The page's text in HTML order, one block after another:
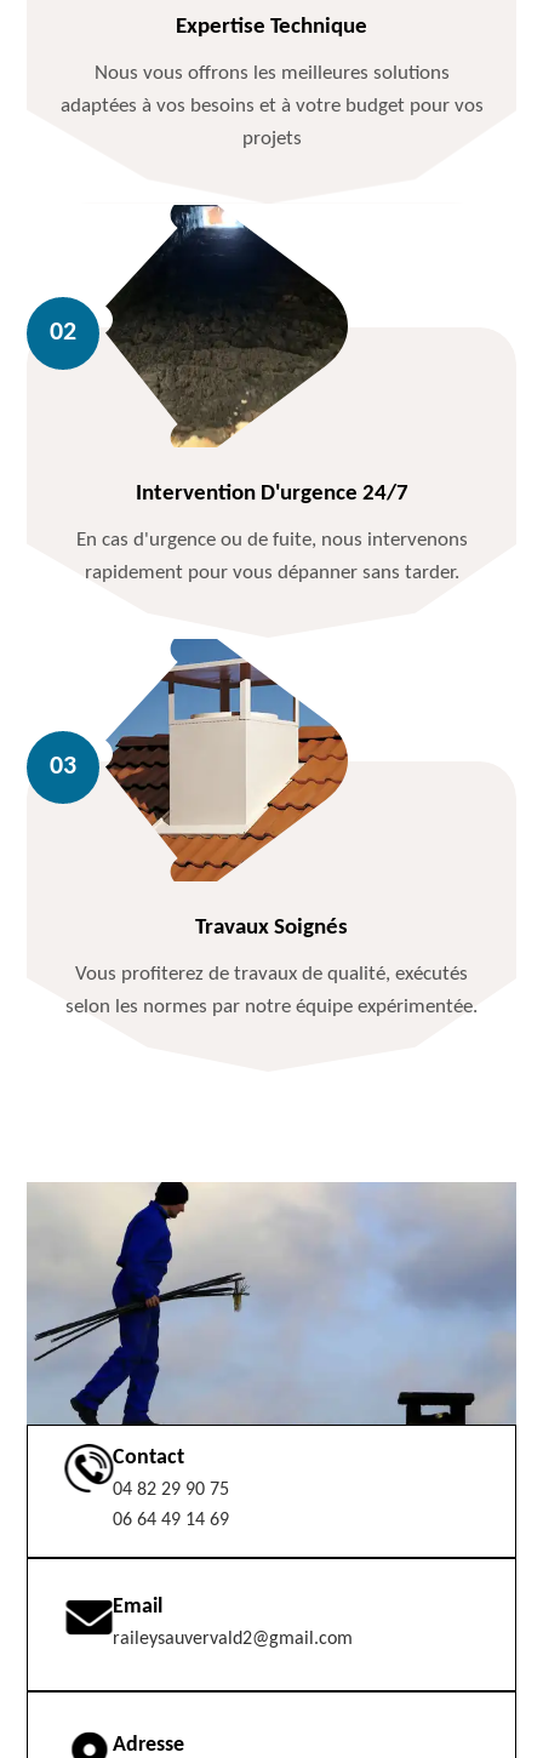
Expertise Technique
Nous vous offrons les meilleures solutions
adaptées à vos besoins et à votre budget pour vos
projets
Intervention D'urgence 24/7
En cas d'urgence ou de fuite, nous intervenons
rapidement pour vous dépanner sans tarder.
Travaux Soignés
Vous profiterez de travaux de qualité, exécutés
selon les normes par notre équipe expérimentée.
Contact
04 82 29 90 75
06 64 49 14 69
Email
raileysauvervald2@gmail.com
Adresse